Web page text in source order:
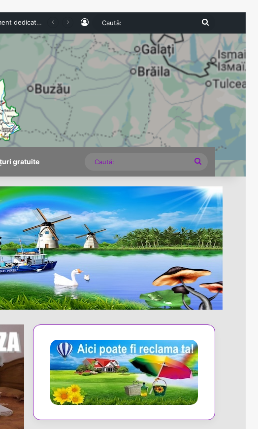
Viceprimarul Alexandru Săraru: România are nevoie de o strategie energetică, nu de lecții despre cum să stingem lumina Log In Caută:
gratuite Caută: